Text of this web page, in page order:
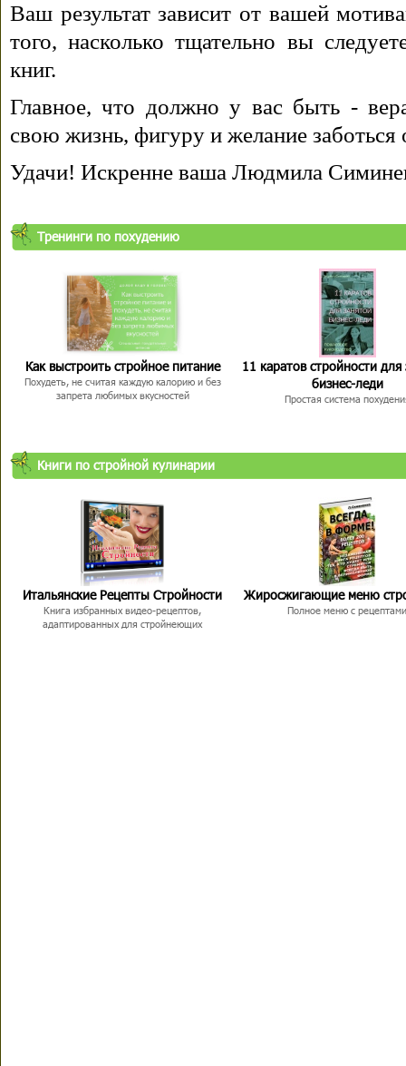
Ваш результат зависит от вашей
того, насколько тщательно вы
книг.
Главное, что должно у вас быть -
свою жизнь, фигуру и желание заботься
Удачи! Искренне ваша Людмила
Тренинги по похудению
Как выстроить стройное питание
Похудеть, не считая каждую калорию и без
запрета любимых вкусностей
11 каратов стройности для
бизнес-леди
Простая система
Книги по стройной кулинарии
Итальянские Рецепты Стройности
Книга избранных видео-рецептов,
адаптированных для стройнеющих
Жиросжигающие меню
Полное меню с рецептами